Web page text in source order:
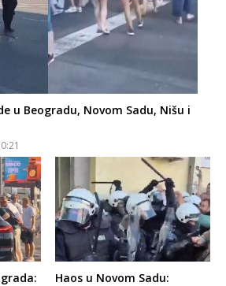
u Beogradu, Novom Sadu, Nišu i
Haos u Novom Sadu: